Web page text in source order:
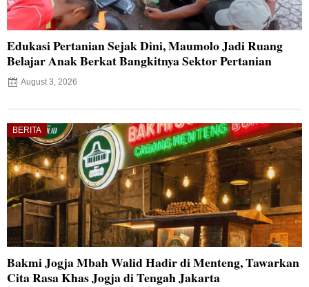
Edukasi Pertanian Sejak Dini, Maumolo Jadi Ruang
Belajar Anak Berkat Bangkitnya Sektor Pertanian
August 3, 2026
BERITA
Bakmi Jogja Mbah Walid Hadir di Menteng, Tawarkan
Cita Rasa Khas Jogja di Tengah Jakarta